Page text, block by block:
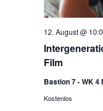
Film
12. August @
Bastion 7 - WK
Kostenlos